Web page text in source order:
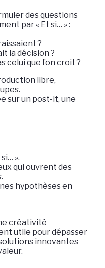
des questions
par « Et si… » :
?
la décision ?
celui que l’on croit ?
libre,
sur un post-it, une
».
qui ouvrent des
hypothèses en
créativité
utile pour dépasser
innovantes